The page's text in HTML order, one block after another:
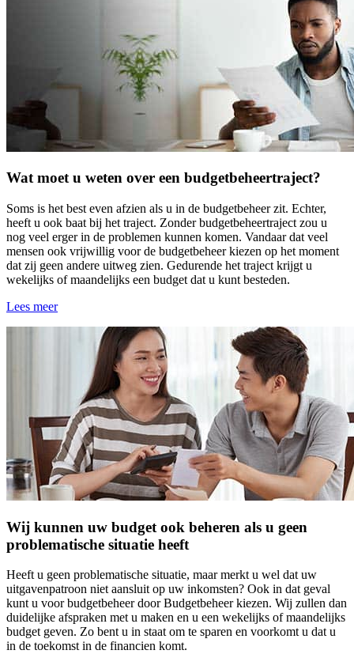
Wat moet u weten over een budgetbeheertraject?
Soms is het best even afzien als u in de budgetbeheer zit. Echter,
heeft u ook baat bij het traject. Zonder budgetbeheertraject zou u
nog veel erger in de problemen kunnen komen. Vandaar dat veel
mensen ook vrijwillig voor de budgetbeheer kiezen op het moment
dat zij geen andere uitweg zien. Gedurende het traject krijgt u
wekelijks of maandelijks een budget dat u kunt besteden.
Lees meer
Wij kunnen uw budget ook beheren als u geen
problematische situatie heeft
Heeft u geen problematische situatie, maar merkt u wel dat uw
uitgavenpatroon niet aansluit op uw inkomsten? Ook in dat geval
kunt u voor budgetbeheer door Budgetbeheer kiezen. Wij zullen dan
duidelijke afspraken met u maken en u een wekelijks of maandelijks
budget geven. Zo bent u in staat om te sparen en voorkomt u dat u
in de toekomst in de financien komt.